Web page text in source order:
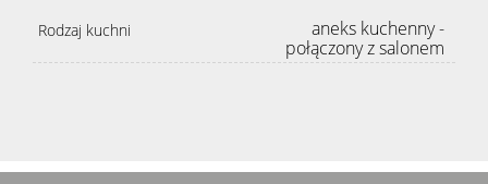
Rodzaj kuchni
aneks kuchenny -
połączony z salonem